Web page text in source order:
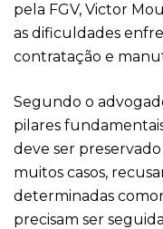
pela FGV, Victor
as dificuldades
contratação e
Segundo o
pilares
deve ser
muitos casos,
determinadas
precisam ser